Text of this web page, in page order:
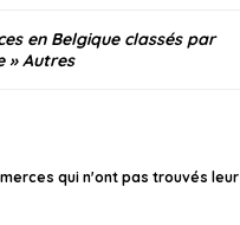
en Belgique classés par
» Autres
qui n'ont pas trouvés leur